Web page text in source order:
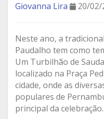
Giovanna Lira 20/02/
Neste ano, a
Paudalho tem como
Um Turbilhão de
localizado na Praça
cidade, onde as
populares de
principal da celebração.